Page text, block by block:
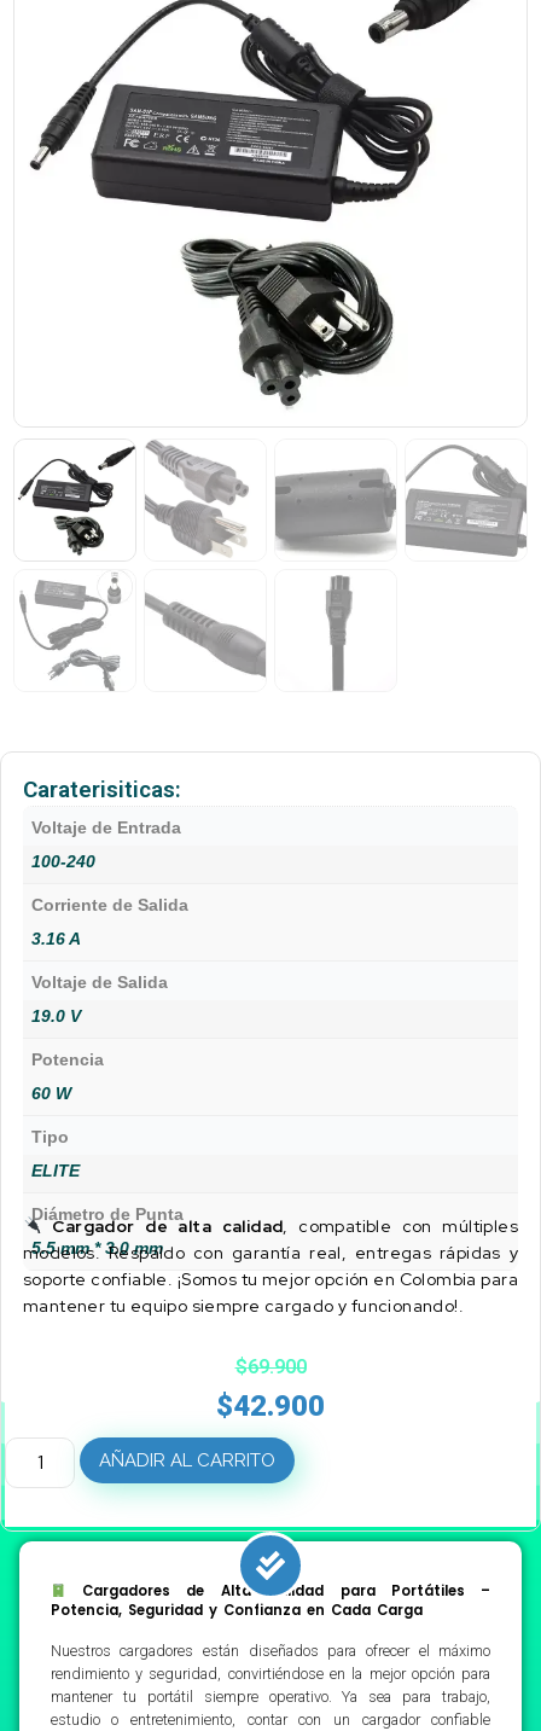
Caraterisiticas:
Voltaje de Entrada
100-240
Corriente de Salida
3.16 A
Voltaje de Salida
19.0 V
Potencia
60 W
Tipo
ELITE
Diámetro de Punta
5.5 mm * 3.0 mm
Cargador de alta calidad, compatible con múltiples
modelos. Respaldo con garantía real, entregas rápidas y
soporte confiable. ¡Somos tu mejor opción en Colombia para
mantener tu equipo siempre cargado y funcionando!.
$69.900
$42.900
AÑADIR AL CARRITO
Cargadores de Alta Calidad para Portátiles –
Potencia, Seguridad y Confianza en Cada Carga
Nuestros cargadores están diseñados para ofrecer el máximo
rendimiento y seguridad, convirtiéndose en la mejor opción para
mantener tu portátil siempre operativo. Ya sea para trabajo,
estudio o entretenimiento, contar con un cargador confiable